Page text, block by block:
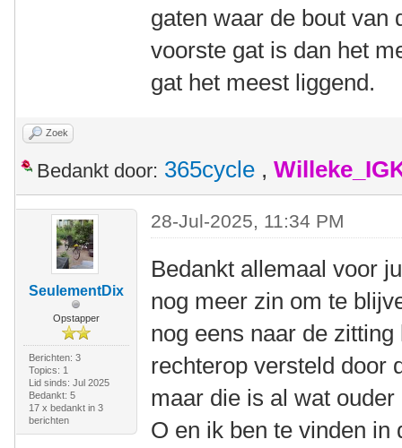
gaten waar de bout van
voorste gat is dan het
gat het meest liggend.
Zoek
Bedankt door: 365cycle ,
SeulementDix
Opstapper
Berichten: 3
Topics: 1
Lid sinds: Jul 2025
Bedankt: 5
17 x bedankt in 3
berichten
28-Jul-2025, 11:34 PM
Bedankt allemaal voor
nog meer zin om te
nog eens naar de
rechterop versteld door
maar die is al wat
O en ik ben te vinden in